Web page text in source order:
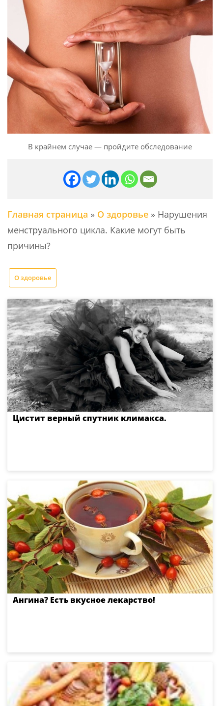
В крайнем случае — пройдите обследование
Главная страница » О здоровье » Нарушения
менструального цикла. Какие могут быть
причины?
О здоровье
Цистит верный спутник климакса.
Ангина? Есть вкусное лекарство!